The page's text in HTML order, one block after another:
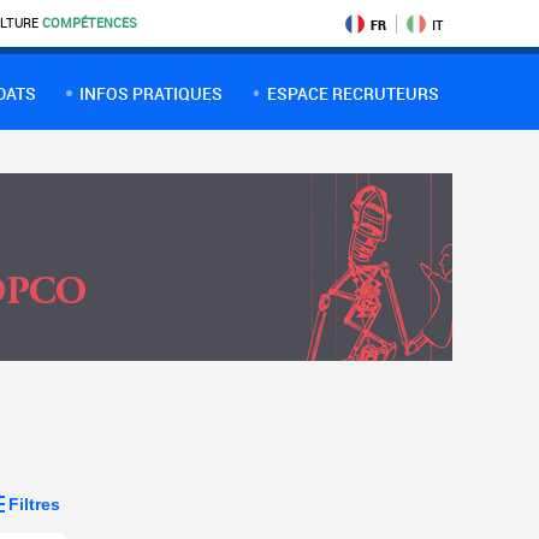
COMPÉTENCES FR IT
INFOS PRATIQUES ESPACE RECRUTEURS
Filtres